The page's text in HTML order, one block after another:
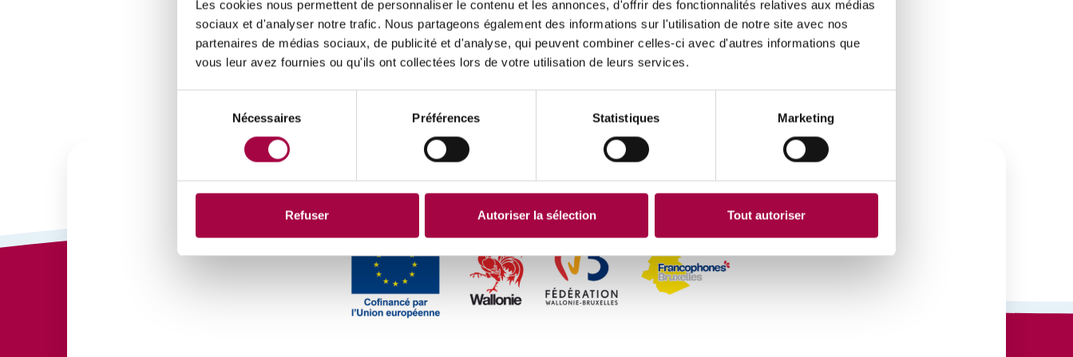
Les cookies nous permettent de personnaliser le contenu et les annonces, d'offrir des fonctionnalités relatives aux médias
sociaux et d'analyser notre trafic. Nous partageons également des informations sur l'utilisation de notre site avec nos
partenaires de médias sociaux, de publicité et d'analyse, qui peuvent combiner celles-ci avec d'autres informations que
vous leur avez fournies ou qu'ils ont collectées lors de votre utilisation de leurs services.
consentement
Nécessaires Préférences Statistiques Marketing
Refuser Autoriser la sélection Tout autoriser